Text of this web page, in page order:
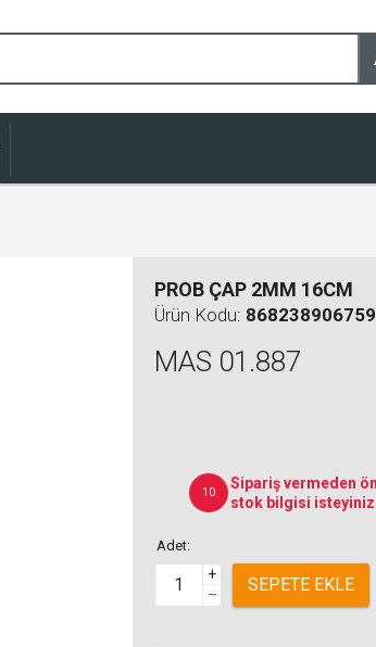
PROB ÇAP 2MM 16CM
Ürün Kodu:
MAS 01.887
10
Sipariş vermeden
stok bilgisi
Adet:
+
–
SEPETE EKLE